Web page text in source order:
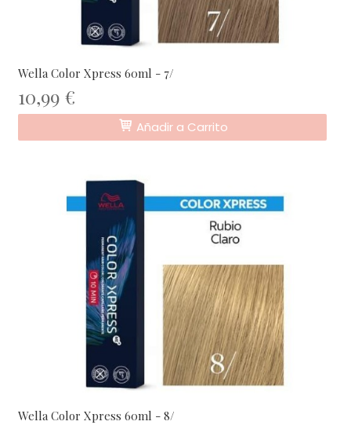
Wella Color Xpress 60ml - 7/
10,99 €
Añadir a Carrito
Wella Color Xpress 60ml - 8/